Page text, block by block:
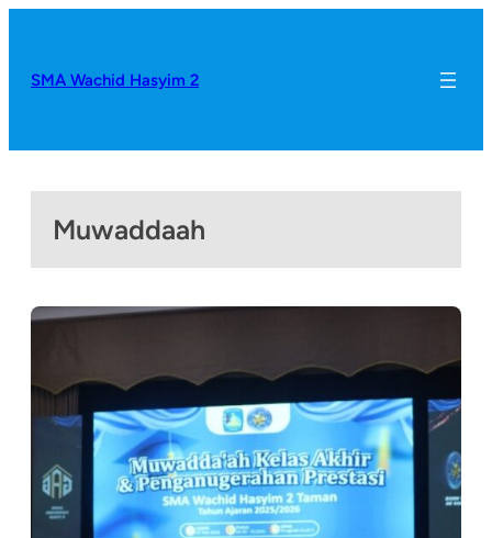
SMA Wachid Hasyim 2
Muwaddaah